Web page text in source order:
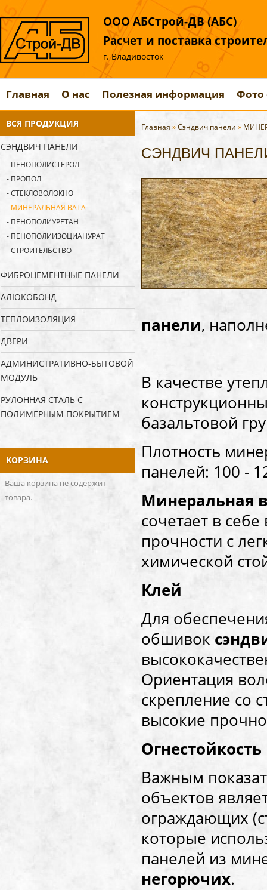
ООО АБСтрой-ДВ (АБС)
Расчет и поставка
г. Владивосток
Главная О нас Полезная информация Фото
ВСЯ ПРОДУКЦИЯ
СЭНДВИЧ ПАНЕЛИ
- ПЕНОПОЛИСТЕРОЛ
- ПРОПОЛ
- СТЕКЛОВОЛОКНО
- МИНЕРАЛЬНАЯ ВАТА
- ПЕНОПОЛИУРЕТАН
- ПЕНОПОЛИИЗОЦИАНУРАТ
- СТРОИТЕЛЬСТВО
ФИБРОЦЕМЕНТНЫЕ ПАНЕЛИ
АЛЮКОБОНД
ТЕПЛОИЗОЛЯЦИЯ
ДВЕРИ
АДМИНИСТРАТИВНО-БЫТОВОЙ
МОДУЛЬ
РУЛОННАЯ СТАЛЬ С
ПОЛИМЕРНЫМ ПОКРЫТИЕМ
КОРЗИНА
Ваша корзина не содержит
товара.
Главная »Сэндвич панели »
СЭНДВИЧ ПАНЕЛИ
панели,
В качестве
базальтовой
Плотность
панелей: 100 -
Минеральная
сочетает в
прочности с
химической
Клей
Для
обшивок
Ориентация
скрепление со
высокие
Огнестойкость
Важным
объектов
ограждающих
которые
панелей из
негорючих.